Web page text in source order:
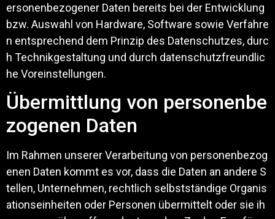
ersonenbezogener Daten bereits bei der Entwicklung
bzw. Auswahl von Hardware, Software sowie Verfahre
n entsprechend dem Prinzip des Datenschutzes, durc
h Technikgestaltung und durch datenschutzfreundlic
he Voreinstellungen.
Übermittlung von personenbe
zogenen Daten
Im Rahmen unserer Verarbeitung von personenbezog
enen Daten kommt es vor, dass die Daten an andere S
tellen, Unternehmen, rechtlich selbstständige Organis
ationseinheiten oder Personen übermittelt oder sie ih